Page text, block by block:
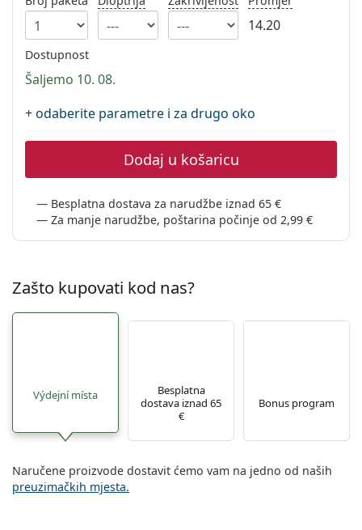
Persol
Prada
Sve marke sunčanih naočala
14.20
Dostupnost
Šaljemo 10. 08.
+ odaberite parametre i za drugo oko
Dodaj u košaricu
Besplatna dostava za narudžbe iznad 65 €
Za manje narudžbe, poštarina počinje od 2,99 €
Zašto kupovati kod nas?
Výdejní místa
Besplatna
dostava iznad 65
€
Bonus program
Naručene proizvode dostavit ćemo vam na jedno od naših
preuzimačkih mjesta.